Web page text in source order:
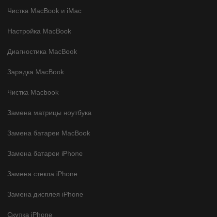
Чистка MacBook и iMac
Настройка MacBook
Диагностика MacBook
Зарядка MacBook
Чистка Macbook
Замена матрицы ноутбука
Замена батареи MacBook
Замена батареи iPhone
Замена стекла iPhone
Замена дисплея iPhone
Скупка iPhone